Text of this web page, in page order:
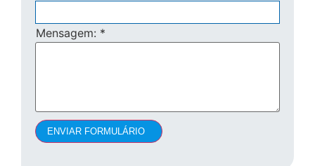
Mensagem: *
ENVIAR FORMULÁRIO